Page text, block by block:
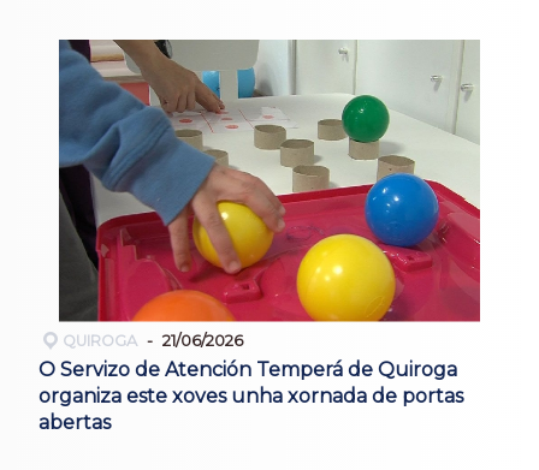
QUIROGA 21/06/2026
O Servizo de Atención Temperá de Quiroga
organiza este xoves unha xornada de portas
abertas